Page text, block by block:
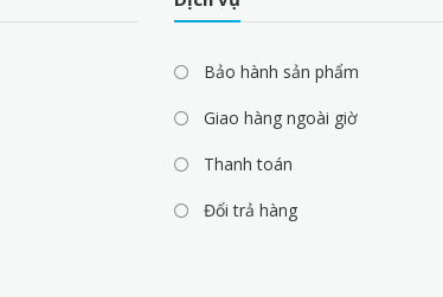
Bảo hành sản phẩm
Giao hàng ngoài giờ
Thanh toán
Đổi trả hàng